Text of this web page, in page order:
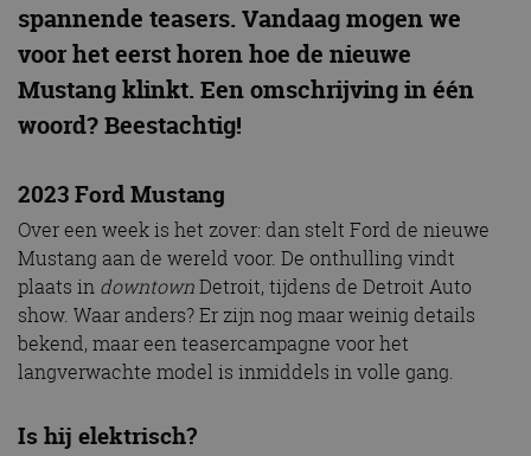
spannende teasers. Vandaag mogen we
voor het eerst horen hoe de nieuwe
Mustang klinkt. Een omschrijving in één
woord? Beestachtig!
2023 Ford Mustang
Over een week is het zover: dan stelt Ford de nieuwe
Mustang aan de wereld voor. De onthulling vindt
plaats in downtownDetroit, tijdens de Detroit Auto
show. Waar anders? Er zijn nog maar weinig details
bekend, maar een teasercampagne voor het
langverwachte model is inmiddels in volle gang.
Is hij elektrisch?